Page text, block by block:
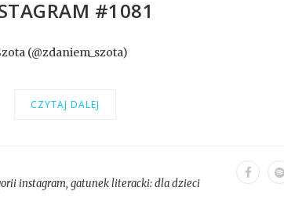
#1081
(@zdaniem_szota)
CZYTAJ DALEJ
instagram, gatunek literacki:dla dzieci